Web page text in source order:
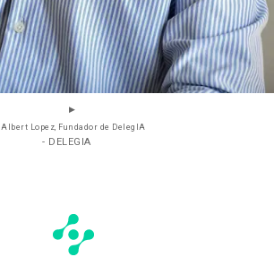
Albert Lopez, Fundador de DelegIA
- DELEGIA